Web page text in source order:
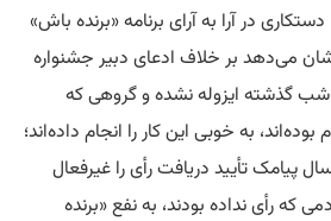
در آرا به آرای برنامه «برنده باش»
می‌دهد بر خلاف ادعای دبیر جشنواره
جام جم، آرا از ساعت 12 شب گذشته ایزوله نشده و گروهی که
بوده‌اند، به خوبی این کار را انجام داده‌اند؛
پیامک تأیید دریافت رأی را غیرفعال
که رأی نداده بودند، به نفع «برنده